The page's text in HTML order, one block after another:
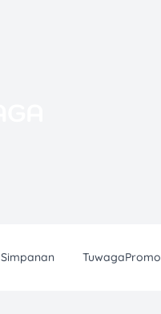
Simpanan TuwagaPromo